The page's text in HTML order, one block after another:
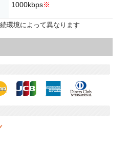
1000kbps※
環境によって異なります